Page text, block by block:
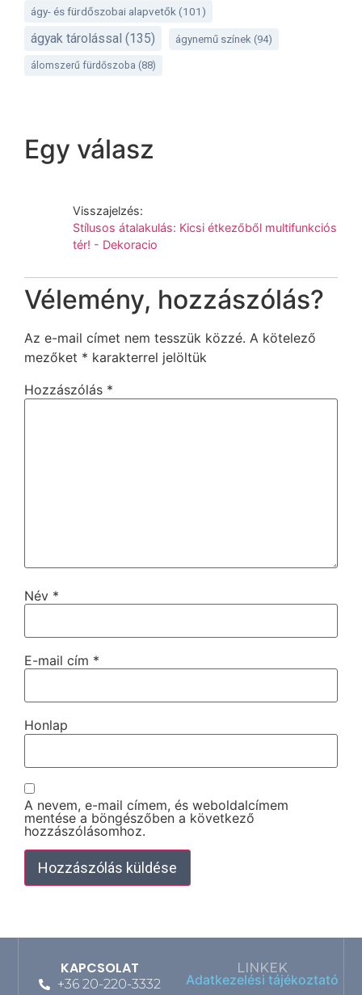
ágy- és fürdőszobai alapvetők(101)
ágyak tárolással (135) ágynemű színek (94)
álomszerű fürdőszoba (88)
Egy válasz
Visszajelzés:
Stílusos átalakulás: Kicsi étkezőből multifunkciós
tér! - Dekoracio
Vélemény, hozzászólás?
Az e-mail címet nem tesszük közzé. A kötelező
mezőket * karakterrel jelöltük
Hozzászólás *
Név *
E-mail cím *
Honlap
A nevem, e-mail címem, és weboldalcímem
mentése a böngészőben a következő
hozzászólásomhoz.
KAPCSOLAT
+36 20-220-3332
LINKEK
Adatkezelési tájékoztató